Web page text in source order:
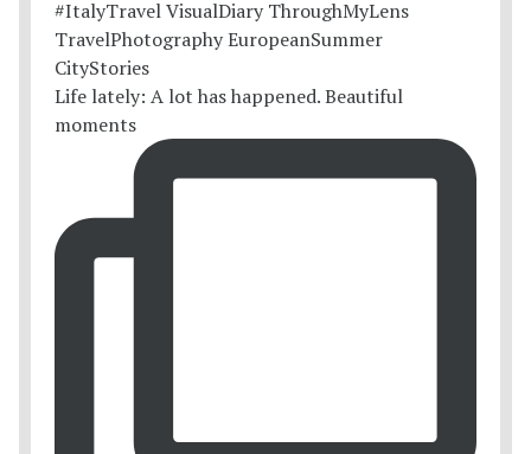
Life lately: A lot has happened. Beautiful
moments